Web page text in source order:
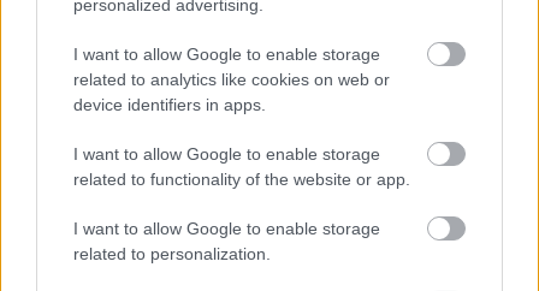
personalized advertising.
I want to allow Google to enable storage
related to analytics like cookies on web or
device identifiers in apps.
I want to allow Google to enable storage
related to functionality of the website or app.
I want to allow Google to enable storage
related to personalization.
mozgásteret hagy a versenyzők számára.
EZEKET IS AJÁNLJUK
FORMA-1
Sergio Perez válthatja Carlos
Sainzot a Williamsnél